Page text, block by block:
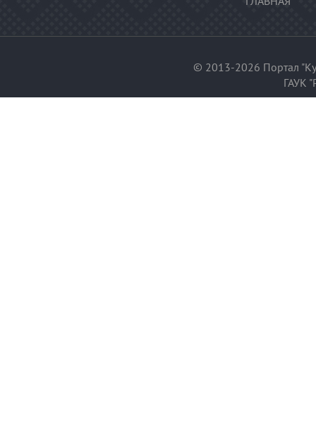
© 2013-2026 Портал
ГАУК